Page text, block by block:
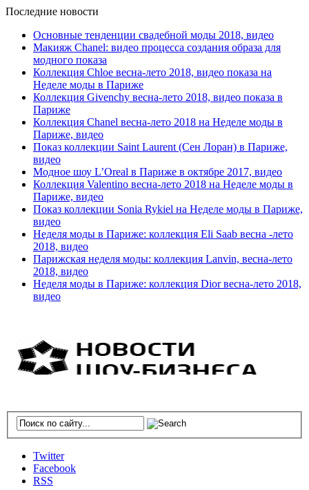
Последние новости
Основные тенденции свадебной моды 2018, видео
Макияж Chanel: видео процесса создания образа для
модного показа
Коллекция Chloe весна-лето 2018, видео показа на
Неделе моды в Париже
Коллекция Givenchy весна-лето 2018, видео показа в
Париже
Коллекция Chanel весна-лето 2018 на Неделе моды в
Париже, видео
Показ коллекции Saint Laurent (Сен Лоран) в Париже,
видео
Модное шоу L’Oreal в Париже в октябре 2017, видео
Коллекция Valentino весна-лето 2018 на Неделе моды в
Париже, видео
Показ коллекции Sonia Rykiel на Неделе моды в Париже,
видео
Неделя моды в Париже: коллекция Eli Saab весна -лето
2018, видео
Парижская неделя моды: коллекция Lanvin, весна-лето
2018, видео
Неделя моды в Париже: коллекция Dior весна-лето 2018,
видео
Twitter
Facebook
RSS